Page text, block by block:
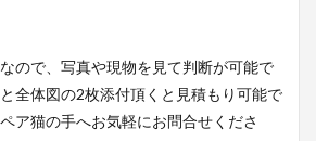
ので、写真や現物を見て判断が可能で
全体図の2枚添付頂くと見積もり可能で
ア猫の手へお気軽にお問合せくださ